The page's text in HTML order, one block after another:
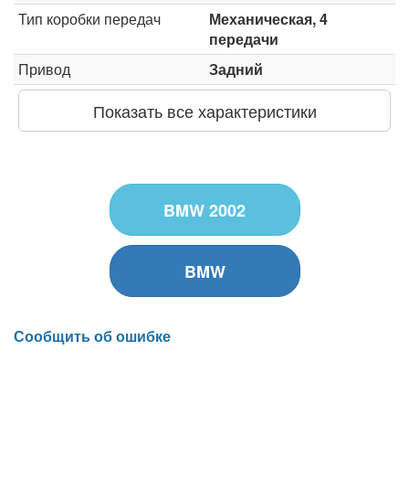
Тип коробки передач
Механическая, 4
передачи
Привод
Задний
Показать все характеристики
BMW 2002
BMW
Сообщить об ошибке